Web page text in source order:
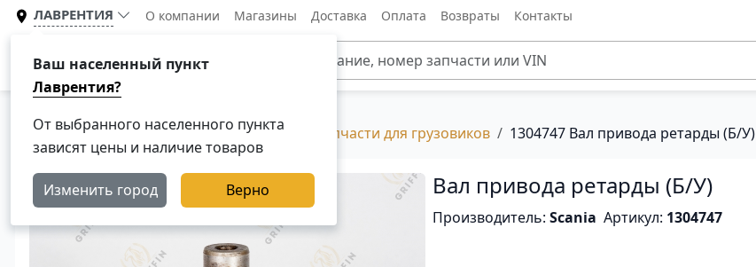
ЛАВРЕНТИЯ
Ваш населенный пункт
Лаврентия?
От выбранного населенного пункта
зависят цены и наличие товаров
Изменить город Верно
О компании Магазины Доставка Оплата Возвраты Контакты
Каталог
Главная Каталог Разборка Скания, Б/У запчасти для грузовиков 1304747 Вал привода ретарды (Б/У)
Вал привода ретарды (Б/У)
Производитель:Scania Артикул: 1304747